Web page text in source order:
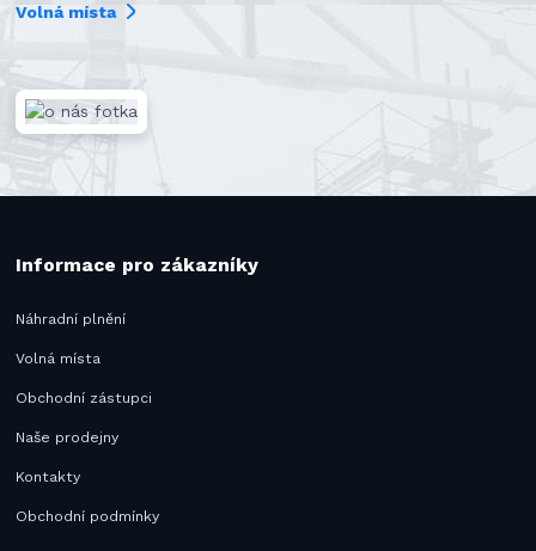
Volná místa
Informace pro zákazníky
Náhradní plnění
Volná místa
Obchodní zástupci
Naše prodejny
Kontakty
Obchodní podmínky